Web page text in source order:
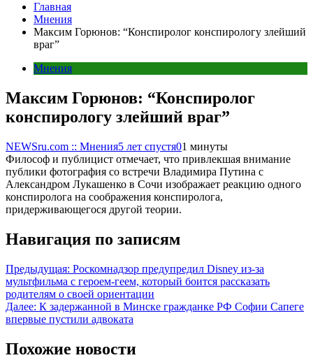
Главная
Мнения
Максим Горюнов: “Конспиролог конспирологу злейший
враг”
Мнения
Максим Горюнов: “Конспиролог
конспирологу злейший враг”
NEWSru.com :: Мнения5 лет спустя01 минуты
Философ и публицист отмечает, что привлекшая внимание
публики фотография со встречи Владимира Путина с
Александром Лукашенко в Сочи изображает реакцию одного
конспиролога на соображения конспиролога,
придерживающегося другой теории.
Навигация по записям
Предыдущая: Роскомнадзор предупредил Disney из-за
мультфильма c героем-геем, который боится рассказать
родителям о своей ориентации
Далее: К задержанной в Минске гражданке РФ Софии Сапеге
впервые пустили адвоката
Похожие новости